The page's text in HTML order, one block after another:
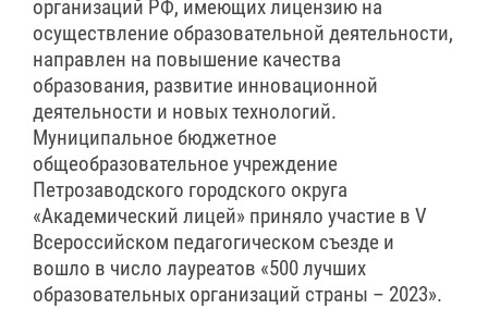
организаций РФ, имеющих лицензию на
осуществление образовательной деятельности,
направлен на повышение качества
образования, развитие инновационной
деятельности и новых технологий.
Муниципальное бюджетное
общеобразовательное учреждение
Петрозаводского городского округа
«Академический лицей» приняло участие в V
Всероссийском педагогическом съезде и
вошло в число лауреатов «500 лучших
образовательных организаций страны – 2023».